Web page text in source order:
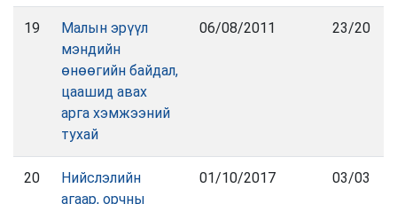
19
Малын эрүүл
мэндийн
өнөөгийн байдал,
цаашид авах
арга хэмжээний
тухай
06/08/2011 23/20
20
Нийслэлийн
агаар, орчны
01/10/2017 03/03